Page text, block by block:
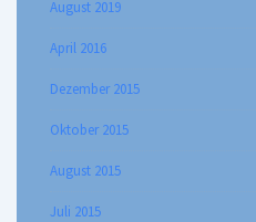
August 2019
April 2016
Dezember 2015
Oktober 2015
August 2015
Juli 2015